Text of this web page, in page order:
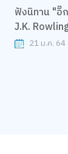
ฟังนิทาน "อิ๊
J.K.
21 ม.ค. 64